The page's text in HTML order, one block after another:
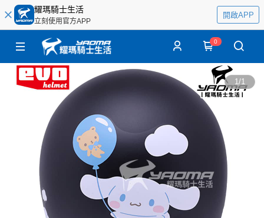
耀瑪騎士生活
立刻使用官方APP
開啟APP
0
1/1